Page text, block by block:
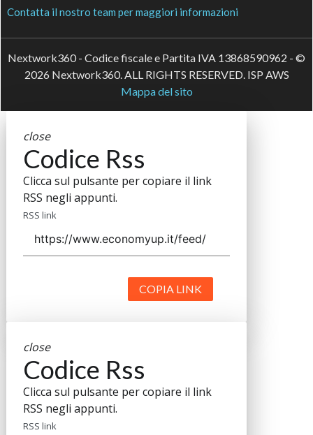
Contatta il nostro team per maggiori informazioni
Nextwork360 - Codice fiscale e Partita IVA 13868590962 - ©
2026 Nextwork360. ALL RIGHTS RESERVED. ISP AWS
Mappa del sito
close
Codice Rss
Clicca sul pulsante per copiare il link
RSS negli appunti.
RSS link
COPIA LINK
close
Codice Rss
Clicca sul pulsante per copiare il link
RSS negli appunti.
RSS link